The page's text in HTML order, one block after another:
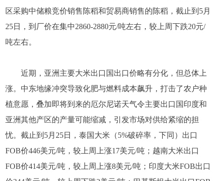
区采购中储粮竞价销售陈稻和贸易商销售的陈稻，截止到5月
25日，到厂价在集中2860-2880元/吨左右，较上周下跌20元/
吨左右。
近期，亚洲主要大米出口国出口价略有分化，但总体上
涨。中东地缘冲突导致化肥与燃料成本飙升，打击了农户种
植意愿，叠加即将到来的厄尔尼诺天气令主要出口国印度和
亚洲其他产区的产量可能缩减，引发市场对供给紧缩的担
忧。截止到5月25日，泰国大米（5%破碎率，下同）出口
FOB价446美元/吨，较上周上涨17美元/吨；越南大米出口
FOB价414美元/吨，较上周上涨8美元/吨；印度大米FOB出口